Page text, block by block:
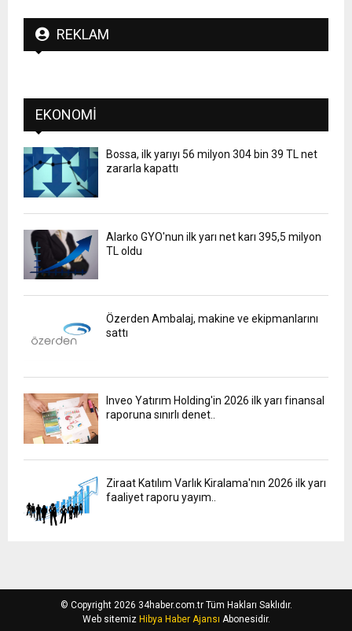
REKLAM
EKONOMI
Bossa, ilk yarıyı 56 milyon 304 bin 39 TL net
zararla kapattı
Alarko GYO'nun ilk yarı net karı 395,5 milyon
TL oldu
Özerden Ambalaj, makine ve ekipmanlarını
sattı
Inveo Yatırım Holding'in 2026 ilk yarı finansal
raporuna sınırlı denet..
Ziraat Katılım Varlık Kiralama'nın 2026 ilk yarı
faaliyet raporu yayım..
© Copyright 2026 34haber.com.tr Tüm Hakları Saklıdır.
Web sitemiz Hibya Haber Ajansı Abonesidir.